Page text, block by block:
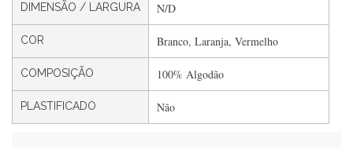
DIMENSÃO / LARGURA N/D
COR Branco, Laranja, Vermelho
COMPOSIÇÃO 100% Algodão
PLASTIFICADO Não
Filipa Freire
Rápido, atendimento 5*. Hoje chegará a segunda encomenda
feita de muitas certamente❤️